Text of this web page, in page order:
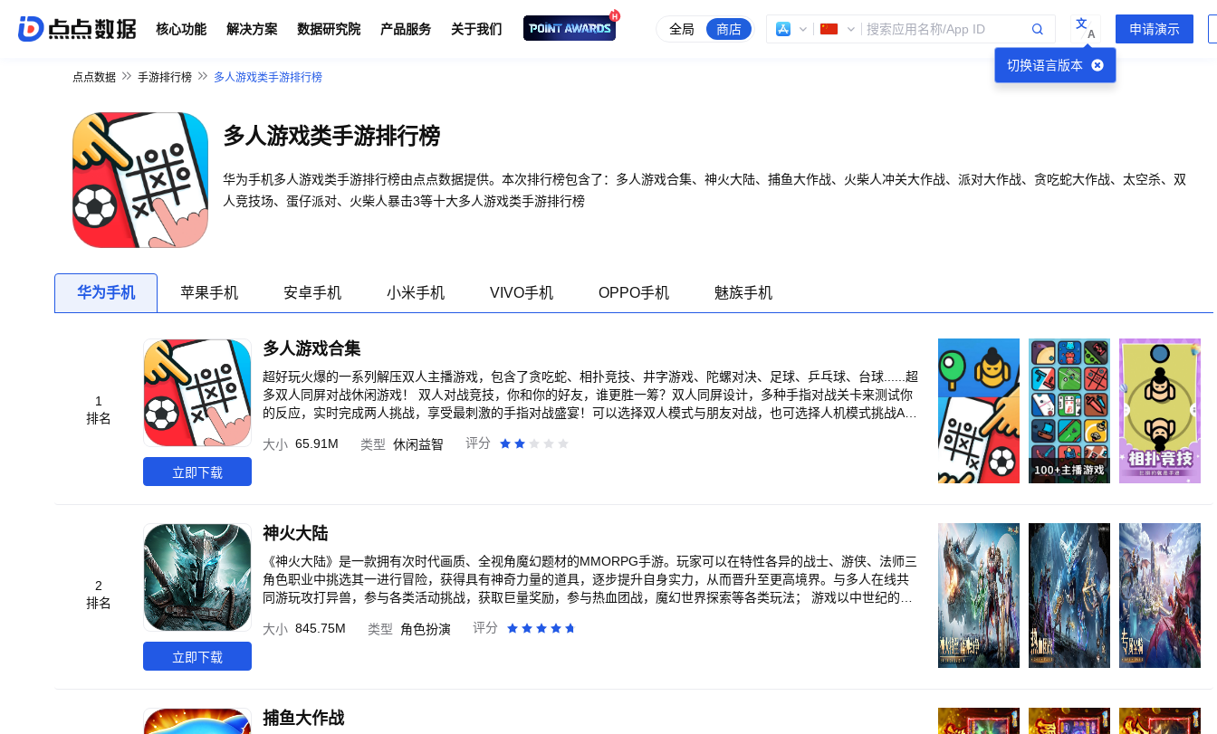
核心功能 解决方案 数据研究院 产品服务 关于我们 全局 商店
切换语言版本
文
A
点点数据 手游排行榜 多人游戏类手游排行榜
多人游戏类手游排行榜
华为手机多人游戏类手游排行榜由点点数据提供。本次排行榜包含了：多人游戏合集、神火大陆、捕鱼大作战、火柴人冲关大作战、派对大作战、贪吃蛇大作战、太空杀、双
人竞技场、蛋仔派对、火柴人暴击3等十大多人游戏类手游排行榜
华为手机 苹果手机 安卓手机 小米手机 VIVO手机 OPPO手机 魅族手机
1
排名
立即下载
多人游戏合集
超好玩火爆的一系列解压双人主播游戏，包含了贪吃蛇、相扑竞技、井字游戏、陀螺对决、足球、乒乓球、台球......超
多双人同屏对战休闲游戏！ 双人对战竞技，你和你的好友，谁更胜一筹？双人同屏设计，多种手指对战关卡来测试你
的反应，实时完成两人挑战，享受最刺激的手指对战盛宴！可以选择双人模式与朋友对战，也可选择人机模式挑战A
大小 65.91M 类型 休闲益智 评分
2
排名
立即下载
神火大陆
《神火大陆》是一款拥有次时代画质、全视角魔幻题材的MMORPG手游。玩家可以在特性各异的战士、游侠、法师三
角色职业中挑选其一进行冒险，获得具有神奇力量的道具，逐步提升自身实力，从而晋升至更高境界。与多人在线共
同游玩攻打异兽，参与各类活动挑战，获取巨量奖励，参与热血团战，魔幻世界探索等各类玩法； 游戏以中世纪的魔
自此大陆被称为神火大陆。今日神火却发生异变，越来越多的人陷入异变。而你作为主角，将跟随女武神在旅途中不
扮演”的深度体验。 游戏结合了魔幻、角色扮演题材为主，多人在线，战斗冒险，MMORPG为辅，更融合了传统仙
侠、修仙、回合、武侠、挂机、传奇等多种传统网游玩法，同时为了使佛系玩家拥有更好的体验，加入了挂机获取资
大小 845.75M 类型 角色扮演 评分
捕鱼大作战